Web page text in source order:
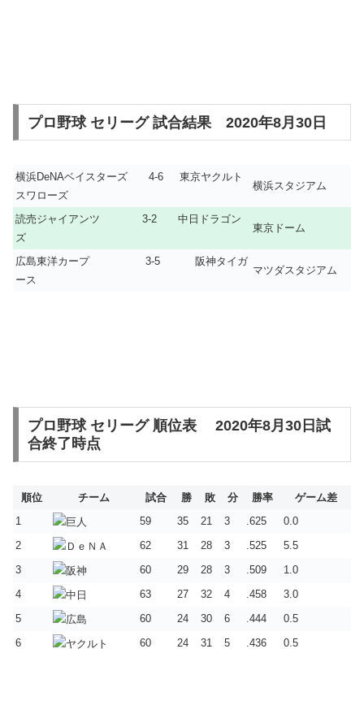
プロ野球 セリーグ 試合結果 2020年8月30日
横浜DeNAベイスターズ 4-6 東京ヤクルト
スワローズ
横浜スタジアム
読売ジャイアンツ 3-2 中日ドラゴン
ズ
東京ドーム
広島東洋カープ 3-5 阪神タイガ
ース
マツダスタジアム
プロ野球 セリーグ 順位表 2020年8月30日試
合終了時点
順位 チーム 試合 勝 敗 分 勝率
ゲーム差
1
59 35 21 3 .625
0.0
2
62 31 28 3 .525
5.5
3
60 29 28 3 .509
1.0
4
63 27 32 4 .458
3.0
5
60 24 30 6 .444
0.5
6
60 24 31 5 .436 0.5